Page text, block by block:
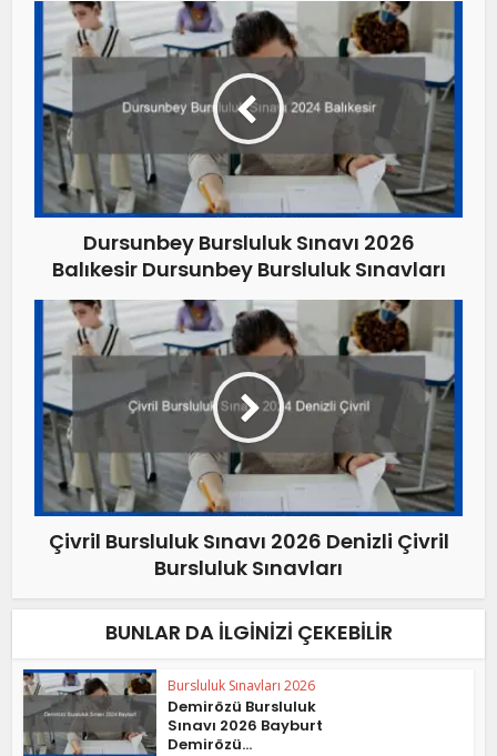
Dursunbey Bursluluk Sınavı 2026
Balıkesir Dursunbey Bursluluk Sınavları
Çivril Bursluluk Sınavı 2026 Denizli Çivril
Bursluluk Sınavları
BUNLAR DA İLGINIZI ÇEKEBILIR
Bursluluk Sınavları 2026
Demirözü Bursluluk
Sınavı 2026 Bayburt
Demirözü...